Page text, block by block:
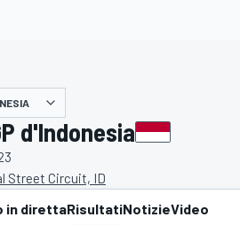
d'Indonesia
Street Circuit, ID
in direttaRisultatiNotizieVideo